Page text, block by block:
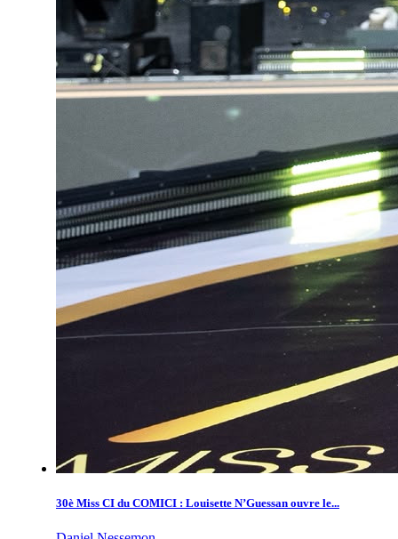
30è Miss CI du COMICI : Louisette N’Guessan ouvre le...